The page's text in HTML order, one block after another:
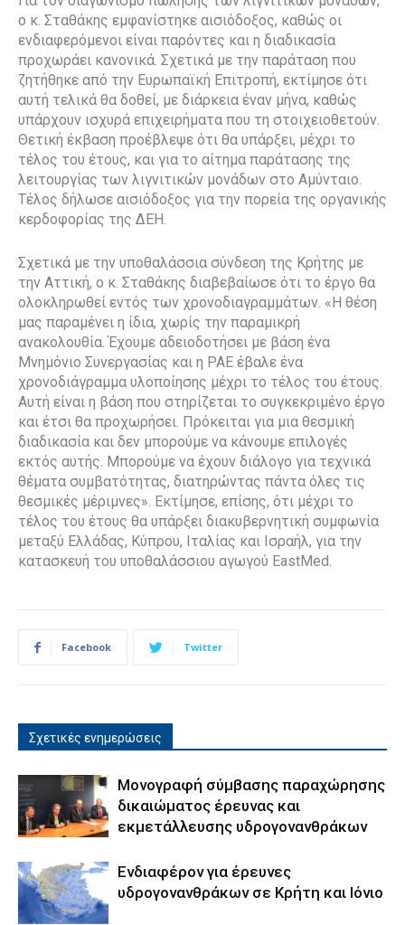
ο κ. Σταθάκης εμφανίστηκε αισιόδοξος, καθώς οι
ενδιαφερόμενοι είναι παρόντες και η διαδικασία
προχωράει κανονικά. Σχετικά με την παράταση που
ζητήθηκε από την Ευρωπαϊκή Επιτροπή, εκτίμησε ότι
αυτή τελικά θα δοθεί, με διάρκεια έναν μήνα, καθώς
υπάρχουν ισχυρά επιχειρήματα που τη στοιχειοθετούν.
Θετική έκβαση προέβλεψε ότι θα υπάρξει, μέχρι το
τέλος του έτους, και για το αίτημα παράτασης της
λειτουργίας των λιγνιτικών μονάδων στο Αμύνταιο.
Τέλος δήλωσε αισιόδοξος για την πορεία της οργανικής
κερδοφορίας της ΔΕΗ.
Σχετικά με την υποθαλάσσια σύνδεση της Κρήτης με
την Αττική, ο κ. Σταθάκης διαβεβαίωσε ότι το έργο θα
ολοκληρωθεί εντός των χρονοδιαγραμμάτων. «Η θέση
μας παραμένει η ίδια, χωρίς την παραμικρή
ανακολουθία. Έχουμε αδειοδοτήσει με βάση ένα
Μνημόνιο Συνεργασίας και η ΡΑΕ έβαλε ένα
χρονοδιάγραμμα υλοποίησης μέχρι το τέλος του έτους.
Αυτή είναι η βάση που στηρίζεται το συγκεκριμένο έργο
και έτσι θα προχωρήσει. Πρόκειται για μια θεσμική
διαδικασία και δεν μπορούμε να κάνουμε επιλογές
εκτός αυτής. Μπορούμε να έχουν διάλογο για τεχνικά
θέματα συμβατότητας, διατηρώντας πάντα όλες τις
θεσμικές μέριμνες». Εκτίμησε, επίσης, ότι μέχρι το
τέλος του έτους θα υπάρξει διακυβερνητική συμφωνία
μεταξύ Ελλάδας, Κύπρου, Ιταλίας και Ισραήλ, για την
κατασκευή του υποθαλάσσιου αγωγού EastMed.
Facebook Twitter
Σχετικές ενημερώσεις
Μονογραφή σύμβασης παραχώρησης
δικαιώματος έρευνας και
εκμετάλλευσης υδρογονανθράκων
Ενδιαφέρον για έρευνες
υδρογονανθράκων σε Κρήτη και Ιόνιο